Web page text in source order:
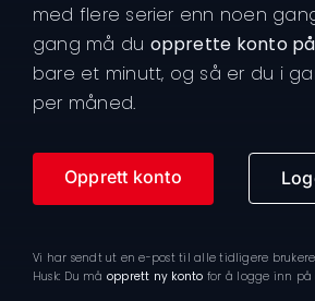
med flere serier enn noen
gang må du opprette konto
bare et minutt, og så er du i
per måned.
Opprett konto
Vi har sendt ut en e-post til alle tidligere
Husk: Du må opprett ny konto for å logge inn på